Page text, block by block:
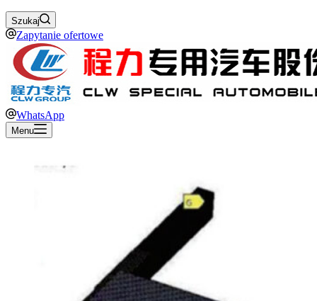
Szukaj
Zapytanie ofertowe
WhatsApp
Menu